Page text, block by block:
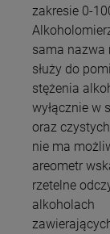
zakresie 0-
sama nazwa
służy do
stężenia
wyłącznie w
oraz
nie ma
areometr
rzetelne
alkoholach